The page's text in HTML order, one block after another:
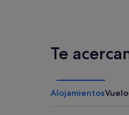
Te
Alojamientos